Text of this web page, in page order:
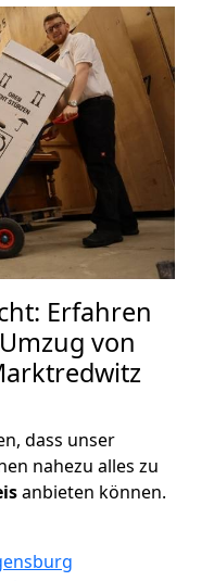
Erfahren
von
dass unser
nahezu alles zu
anbieten können.